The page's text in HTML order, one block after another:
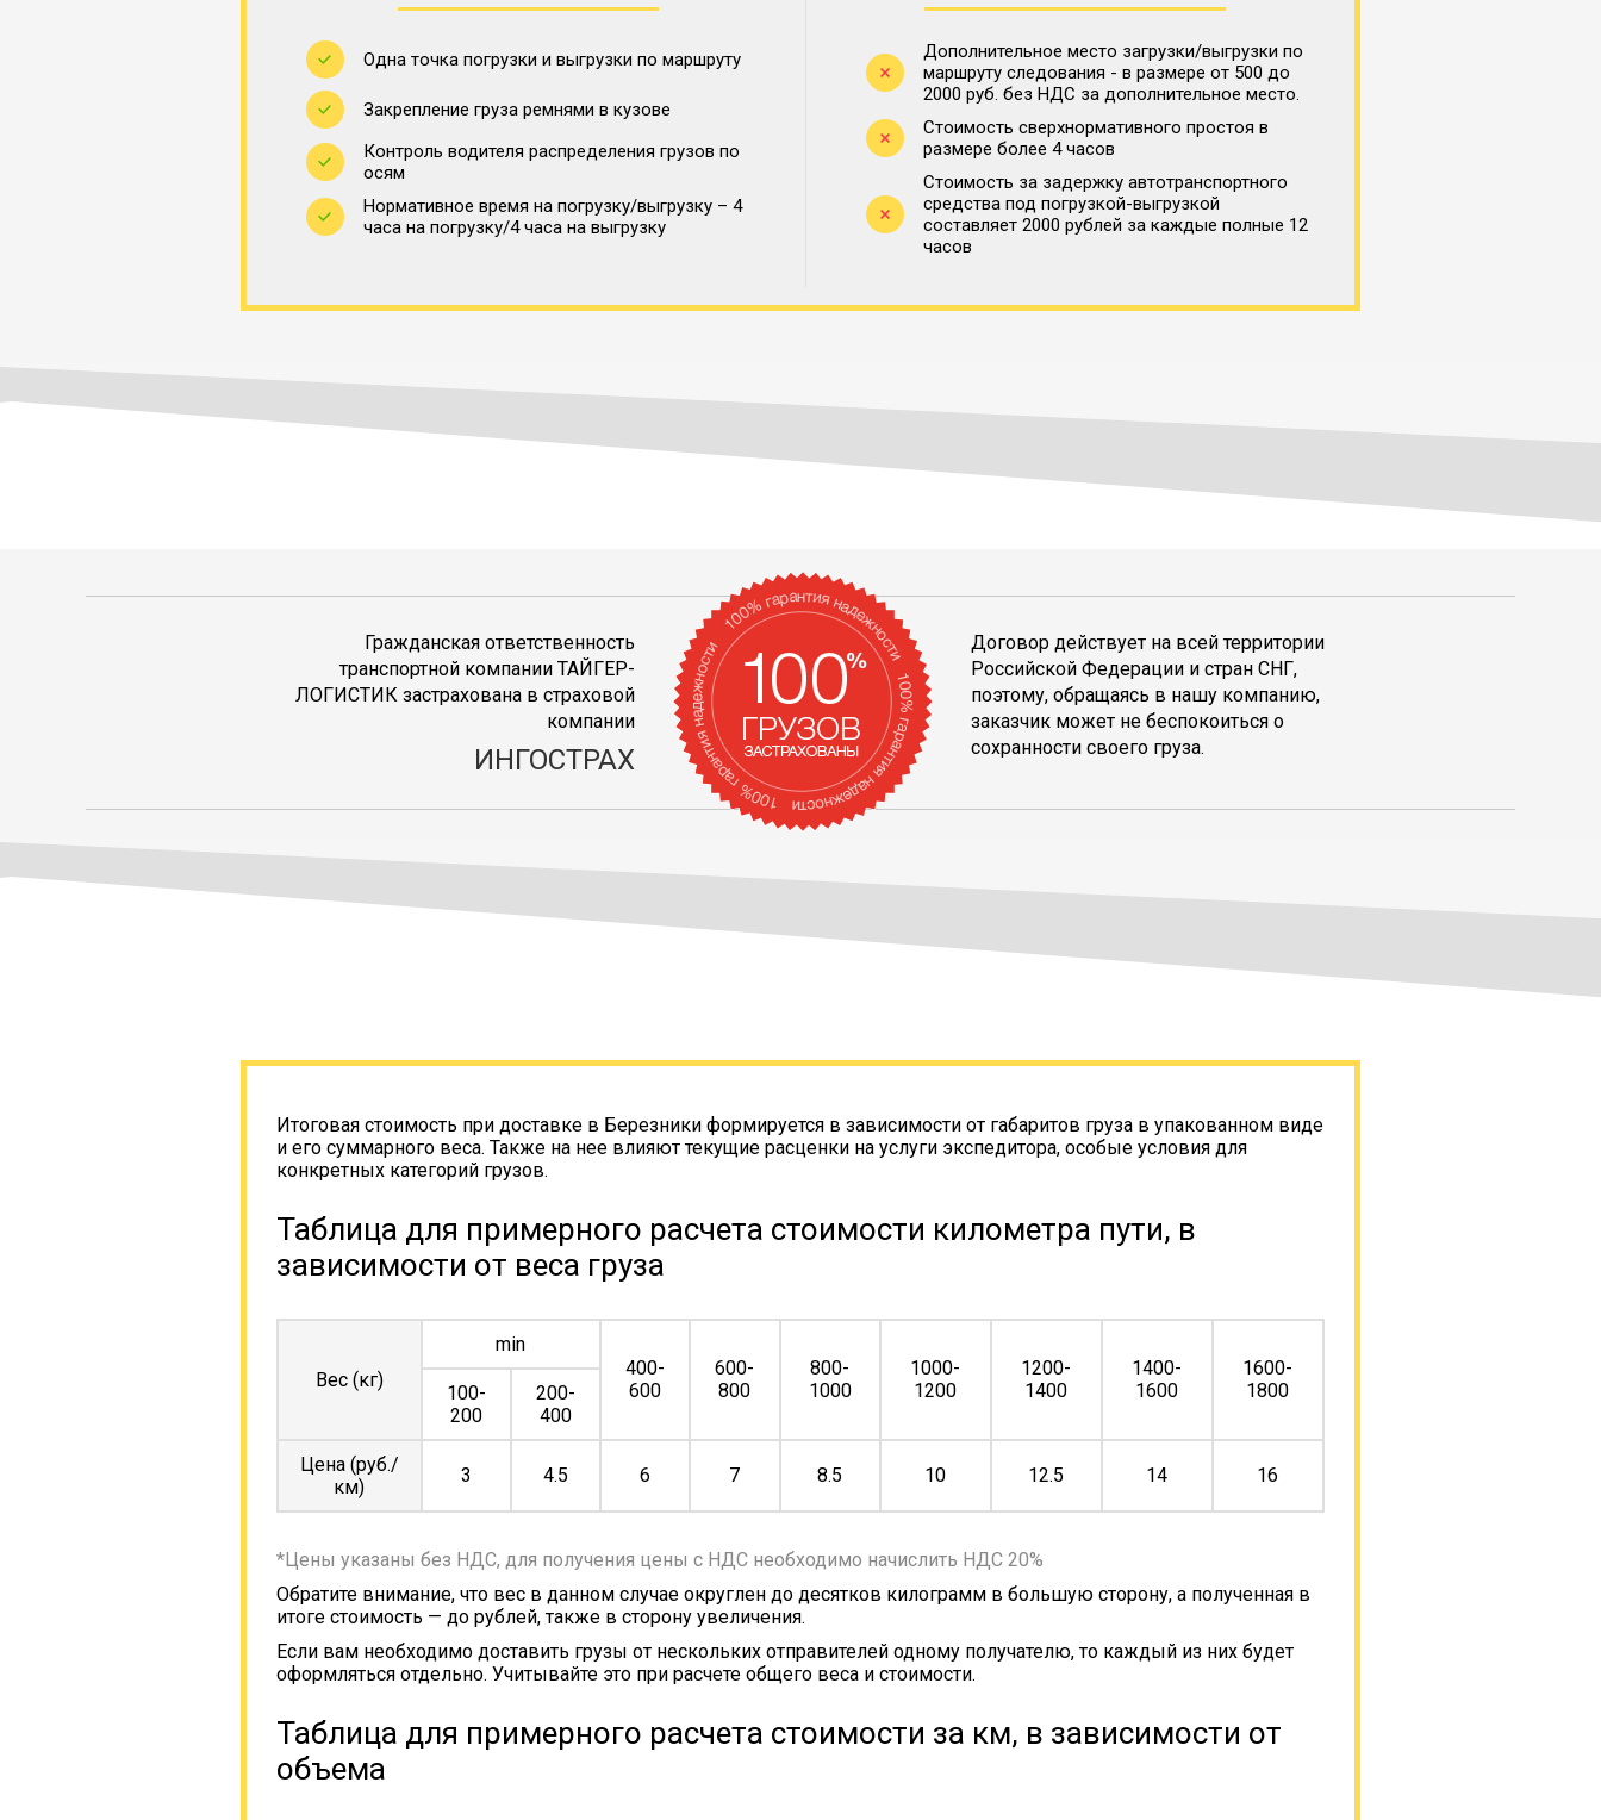
Одна точка погрузки и выгрузки по маршруту
Закрепление груза ремнями в кузове
Контроль водителя распределения грузов по
осям
Нормативное время на погрузку/выгрузку – 4
часа на погрузку/4 часа на выгрузку
Дополнительное место загрузки/выгрузки по
маршруту следования - в размере от 500 до
2000 руб. без НДС за дополнительное место.
Стоимость сверхнормативного простоя в
размере более 4 часов
Стоимость за задержку автотранспортного
средства под погрузкой-выгрузкой
составляет 2000 рублей за каждые полные 12
часов
Гражданская ответственность
транспортной компании ТАЙГЕР-
ЛОГИСТИК застрахована в страховой
компании
ИНГОСТРАХ
Договор действует на всей территории
Российской Федерации и стран СНГ,
поэтому, обращаясь в нашу компанию,
заказчик может не беспокоиться о
сохранности своего груза.
Итоговая стоимость при доставке в Березники формируется в зависимости от габаритов груза в упакованном виде
и его суммарного веса. Также на нее влияют текущие расценки на услуги экспедитора, особые условия для
конкретных категорий грузов.
Таблица для примерного расчета стоимости километра пути, в
зависимости от веса груза
Вес (кг)
min
400-
600
600-
800
800-
1000
1000-
1200
1200-
1400
1400-
1600
1600-
1800
100-
200
200-
400
Цена (руб./
км)
3 4.5 6 7 8.5 10 12.5 14 16
*Цены указаны без НДС, для получения цены с НДС необходимо начислить НДС 20%
Обратите внимание, что вес в данном случае округлен до десятков килограмм в большую сторону, а полученная в
итоге стоимость — до рублей, также в сторону увеличения.
Если вам необходимо доставить грузы от нескольких отправителей одному получателю, то каждый из них будет
оформляться отдельно. Учитывайте это при расчете общего веса и стоимости.
Таблица для примерного расчета стоимости за км, в зависимости от
объема